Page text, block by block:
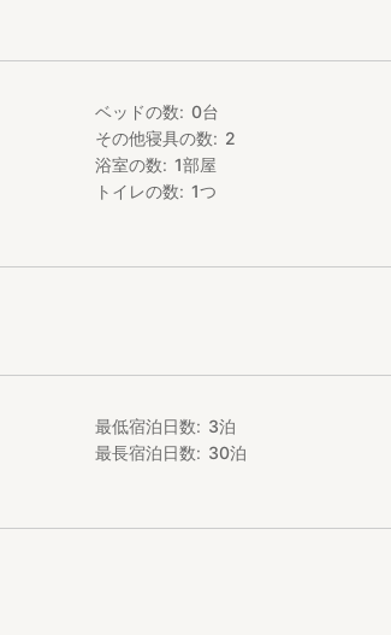
、テレビ、テーブル、金庫があります。洋服や荷
ッチンがあります。フルキッチンもご使用頂け
キッチンの隣です。
ッチンはホストと共有です。
いので事前予約制とさせて頂いております。駐車
旨をお知らせください。
ベッドの数 0台
その他寝具の数
2
浴室の数
1部屋
トイレの数
1つ
最低宿泊日数 3泊
最長宿泊日数
30泊